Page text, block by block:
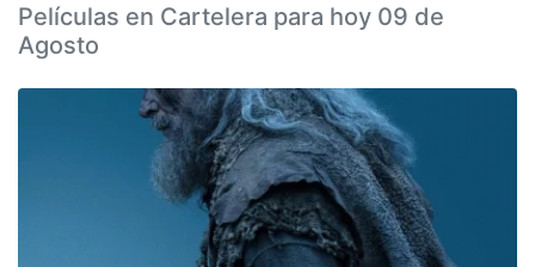
Películas en Cartelera para hoy 09 de
Agosto